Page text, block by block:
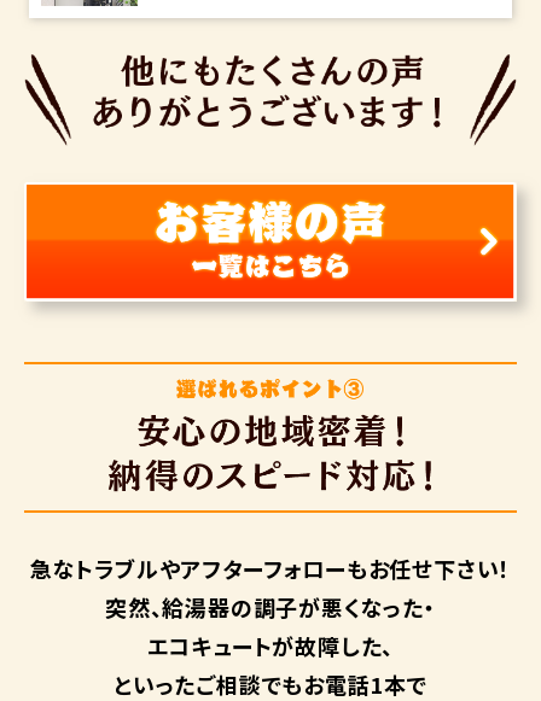
急なトラブルやアフターフォローもお任せ下さい！
突然、給湯器の調子が悪くなった・
エコキュートが故障した、
といったご相談でもお電話1本で